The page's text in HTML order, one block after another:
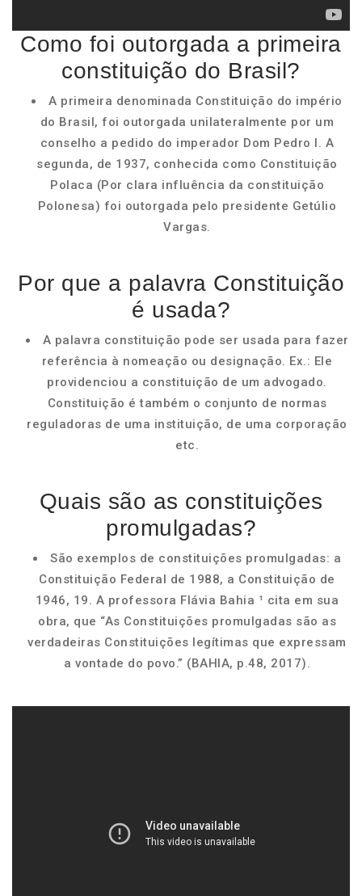
Como foi outorgada a primeira
constituição do Brasil?
A primeira denominada Constituição do império
do Brasil, foi outorgada unilateralmente por um
conselho a pedido do imperador Dom Pedro I. A
segunda, de 1937, conhecida como Constituição
Polaca (Por clara influência da constituição
Polonesa) foi outorgada pelo presidente Getúlio
Vargas.
Por que a palavra Constituição
é usada?
A palavra constituição pode ser usada para fazer
referência à nomeação ou designação. Ex.: Ele
providenciou a constituição de um advogado.
Constituição é também o conjunto de normas
reguladoras de uma instituição, de uma corporação
etc.
Quais são as constituições
promulgadas?
São exemplos de constituições promulgadas: a
Constituição Federal de 1988, a Constituição de
1946, 19. A professora Flávia Bahia ¹ cita em sua
obra, que “As Constituições promulgadas são as
verdadeiras Constituições legítimas que expressam
a vontade do povo.” (BAHIA, p.48, 2017).